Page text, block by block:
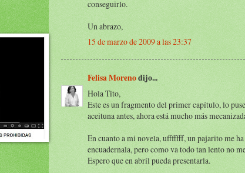
conseguirlo.
Un abrazo,
15 de marzo de 2009 a las 23:37
Felisa Morenodijo...
Hola Tito,
Este es un fragmento del primer capítulo, lo
aceituna antes, ahora está mucho más
En cuanto a mi novela, ufffffff, un pajarito me
encuadernala, pero como va todo tan lento no
Espero que en abril pueda presentarla.